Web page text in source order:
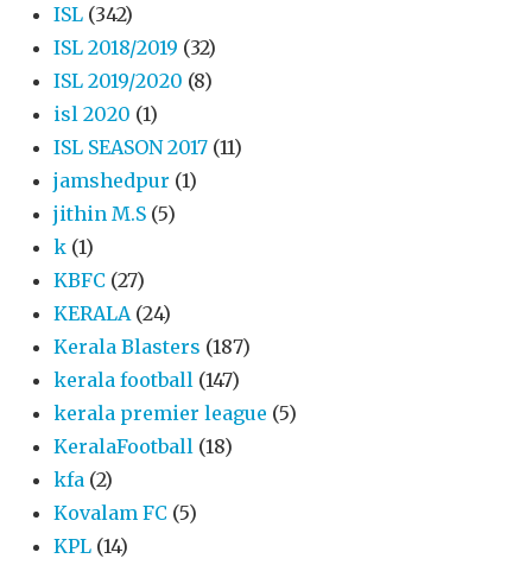
ISL (342)
ISL 2018/2019 (32)
ISL 2019/2020 (8)
isl 2020 (1)
ISL SEASON 2017 (11)
jamshedpur (1)
jithin M.S (5)
k (1)
KBFC (27)
KERALA (24)
Kerala Blasters (187)
kerala football (147)
kerala premier league (5)
KeralaFootball (18)
kfa (2)
Kovalam FC (5)
KPL (14)